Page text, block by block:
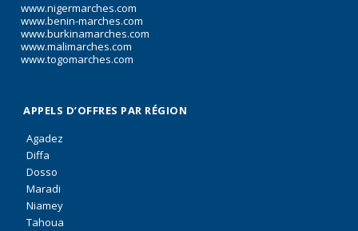
www.nigermarches.com
www.benin-marches.com
www.burkinamarches.com
www.malimarches.com
www.togomarches.com
APPELS D’OFFRES PAR RÉGION
Agadez
Diffa
Dosso
Maradi
Niamey
Tahoua